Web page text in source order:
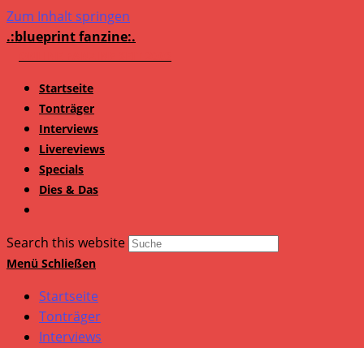
Zum Inhalt springen
.:blueprint fanzine:.
Startseite
Tonträger
Interviews
Livereviews
Specials
Dies & Das
Search this website
Menü Schließen
Startseite
Tonträger
Interviews